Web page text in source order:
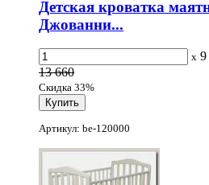
Детская кроватка
Джованни...
x 9
13 660
Скидка 33%
Артикул: be-120000